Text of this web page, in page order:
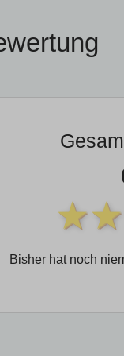
Bisher hat noch